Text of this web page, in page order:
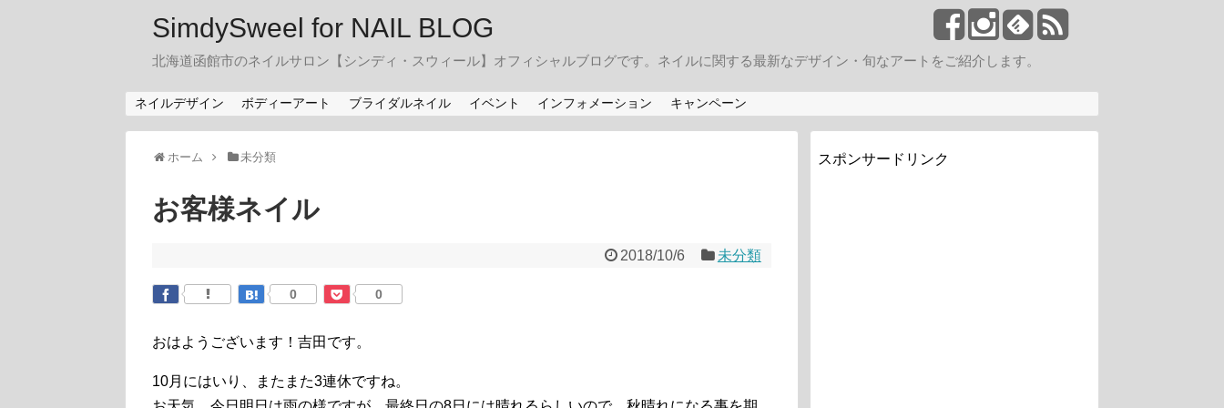
SimdySweel for NAIL BLOG
北海道函館市のネイルサロン【シンディ・スウィール】オフィシャルブログです。ネイルに関する最新なデザイン・旬なアートをご紹介します。
ネイルデザイン ボディーアート ブライダルネイル イベント インフォメーション キャンペーン
ホーム 未分類
お客様ネイル
2018/10/6 未分類
0 0
おはようございます！吉田です。
10月にはいり、またまた3連休ですね。
スポンサードリンク